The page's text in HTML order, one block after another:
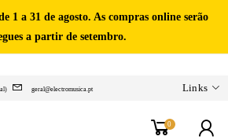
1 a 31 de agosto. As compras online serão
a partir de setembro.
geral@electromusica.pt Links
0